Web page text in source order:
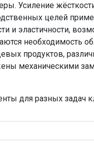
Усиление
целей
и эластичности,
необходимость
продуктов,
механическими
для разных задач